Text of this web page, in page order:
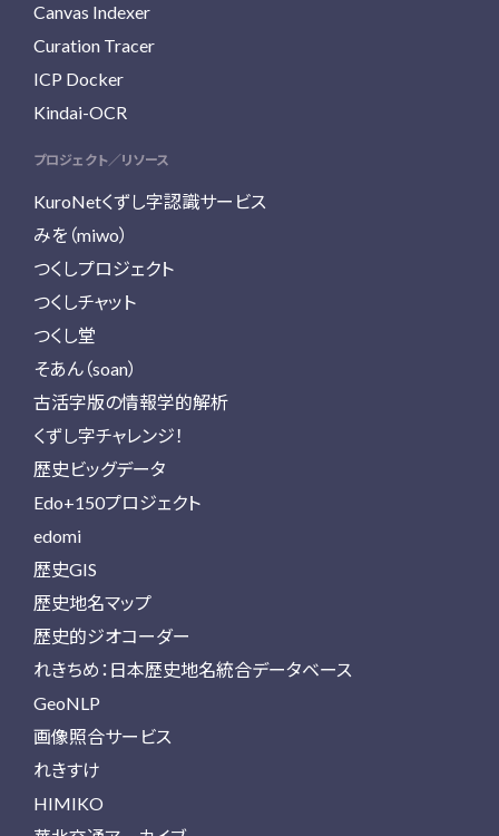
Canvas Indexer
Curation Tracer
ICP Docker
Kindai-OCR
プロジェクト／リソース
KuroNetくずし字認識サービス
みを（miwo）
つくしプロジェクト
つくしチャット
つくし堂
そあん（soan）
古活字版の情報学的解析
くずし字チャレンジ！
歴史ビッグデータ
Edo+150プロジェクト
edomi
歴史GIS
歴史地名マップ
歴史的ジオコーダー
れきちめ：日本歴史地名統合データベース
GeoNLP
画像照合サービス
れきすけ
HIMIKO